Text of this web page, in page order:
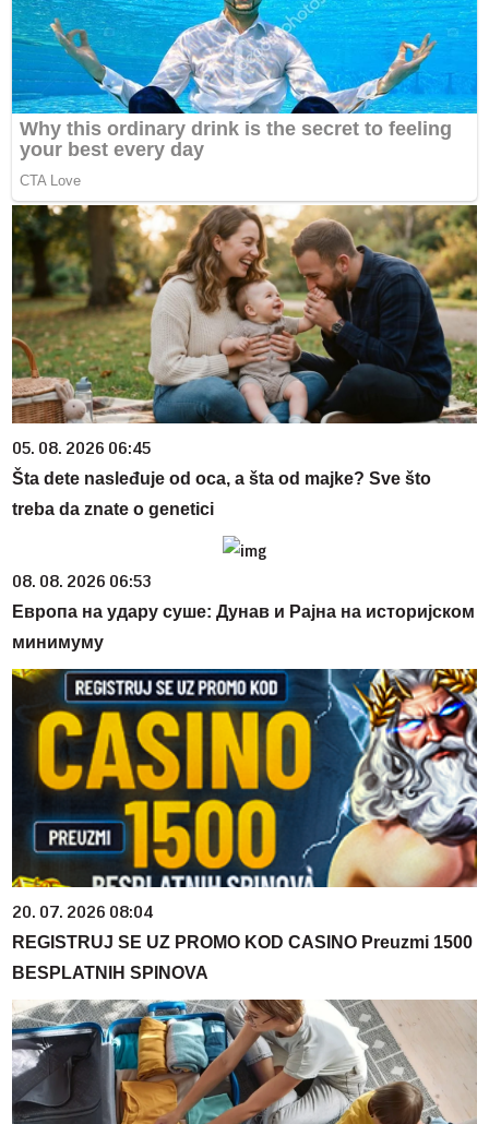
05. 08. 2026 06:45
Šta dete nasleđuje od oca, a šta od majke? Sve što
treba da znate o genetici
08. 08. 2026 06:53
Европа на удару суше: Дунав и Рајна на историјском
минимуму
20. 07. 2026 08:04
REGISTRUJ SE UZ PROMO KOD CASINO Preuzmi 1500
BESPLATNIH SPINOVA